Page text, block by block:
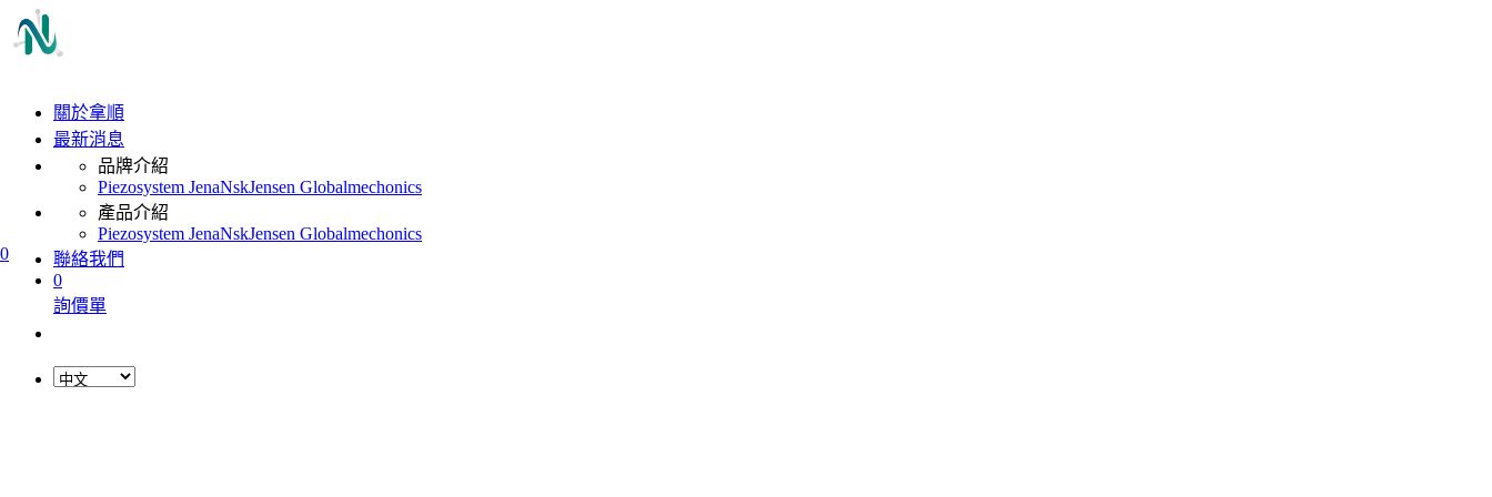
0
關於拿順
最新消息
品牌介紹
Piezosystem JenaNskJensen Globalmechonics
產品介紹
Piezosystem JenaNskJensen Globalmechonics
聯絡我們
0
詢價單